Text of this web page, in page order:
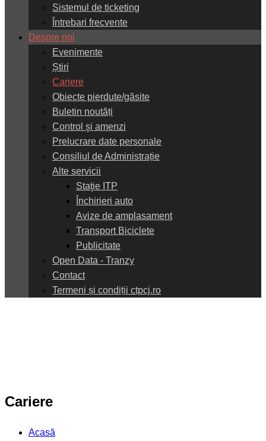
Sistemul de ticketing
Întrebari frecvente
Despre noi
Evenimente
Știri
Cariere
Obiecte pierdute/găsite
Buletin noutăți
Control şi amenzi
Prelucrare date personale
Consiliul de Administrație
Alte servicii
Staţie ITP
Închirieri auto
Avize de amplasament
Transport Biciclete
Publicitate
Open Data - Tranzy
Contact
Termeni și condiții ctpcj.ro
Cariere
Acasă